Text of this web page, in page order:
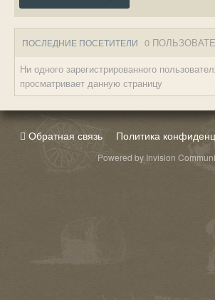
ПОСЛЕДНИЕ ПОСЕТИТЕЛИ 0
Ни одного зарегистрированного
просматривает данную страницу
Обратная связь Политика
Powered by Invision